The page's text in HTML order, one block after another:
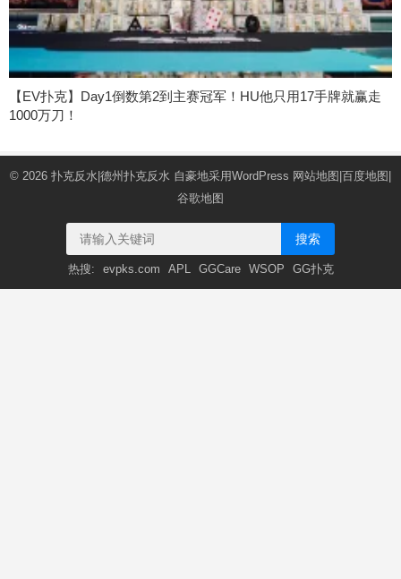
【EV扑克】Day1倒数第2到主赛冠军！HU他只用17手牌就赢走
1000万刀！
© 2026 扑克反水|德州扑克反水 自豪地采用WordPress 网站地图 百度地图
谷歌地图
搜索
热搜: evpks.com APL GGCare WSOP GG扑克